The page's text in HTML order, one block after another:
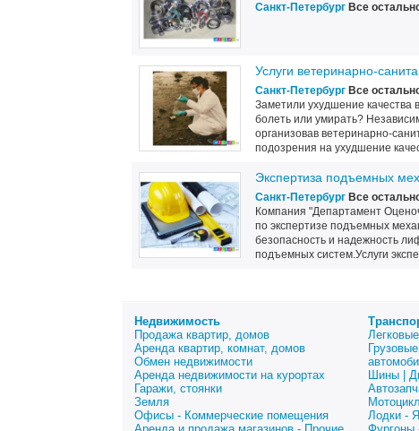
Санкт-Петербург Все
Услуги ветеринарно-
Санкт-Петербург Все
Заметили ухудшение
болеть или умирать?
организовав ветеринарно-
подозрения на ухудшение
Экспертиза подъемных
Санкт-Петербург Все
Компания "Департамент
по экспертизе подъемных
безопасность и надежность
подъемных систем.Услуги
Недвижимость
Продажа квартир, домов
Аренда квартир, комнат, домов
Обмен недвижимости
Аренда недвижимости на курортах
Гаражи, стоянки
Земля
Офисы - Коммерческие помещения
Шины |
Лодки -